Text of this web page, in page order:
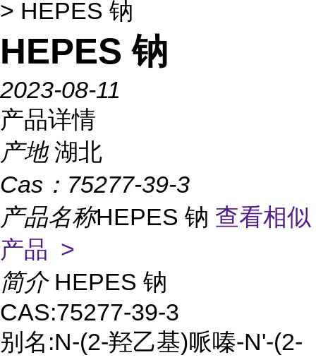
> HEPES 钠
HEPES 钠
2023-08-11
产品详情
产地 湖北
Cas： 75277-39-3
产品名称HEPES 钠 查看相似
产品 >
简介 HEPES 钠
CAS:75277-39-3
别名:N-(2-羟乙基)哌嗪-N'-(2-